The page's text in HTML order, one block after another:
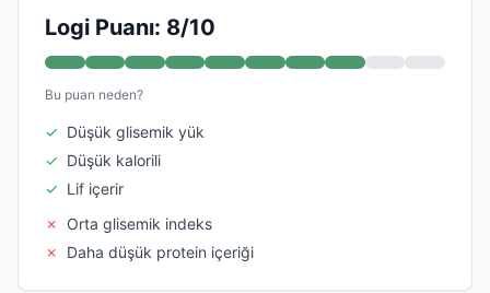
Logi Puanı: 8/10
Bu puan neden?
✓ Düşük glisemik yük
✓ Düşük kalorili
✓ Lif içerir
✗
Orta glisemik indeks
✗
Daha düşük protein içeriği